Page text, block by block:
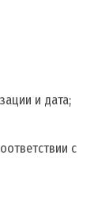
и дата;
с